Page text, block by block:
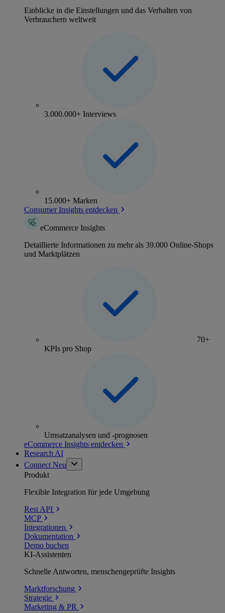
Einblicke in die Einstellungen und das Verhalten von
Verbrauchern weltweit
3.000.000+ Interviews
15.000+ Marken
Consumer Insights entdecken
eCommerce Insights
Detaillierte Informationen zu mehr als 39.000 Online-Shops
und Marktplätzen
70+
KPIs pro Shop
Umsatzanalysen und -prognosen
eCommerce Insights entdecken
Research AI
Connect Neu
Produkt
Flexible Integration für jede Umgebung
Rest API
MCP
Integrationen
Dokumentation
Demo buchen
KI-Assistenten
Schnelle Antworten, menschengeprüfte Insights
Marktforschung
Strategie
Marketing & PR